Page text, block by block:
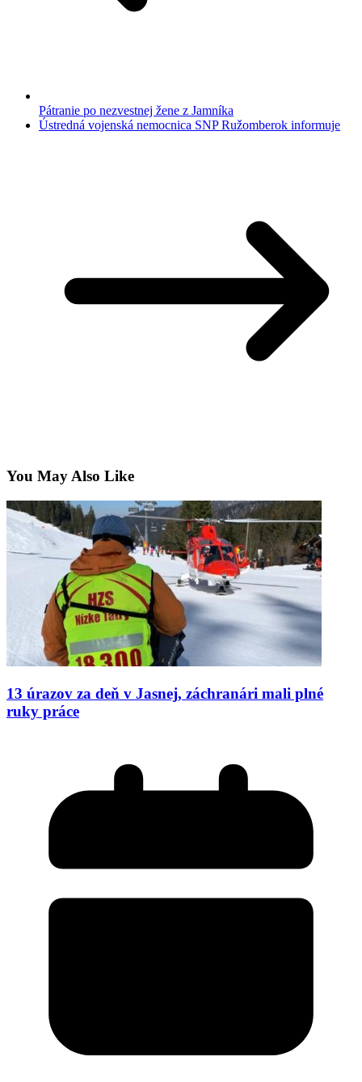
Pátranie po nezvestnej žene z Jamníka
Ústredná vojenská nemocnica SNP Ružomberok informuje
You May Also Like
13 úrazov za deň v Jasnej, záchranári mali plné
ruky práce